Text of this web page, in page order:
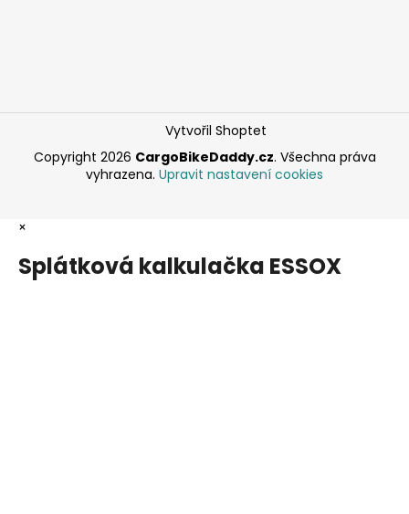
Vytvořil Shoptet
Copyright 2026 CargoBikeDaddy.cz. Všechna práva
vyhrazena. Upravit nastavení cookies
×
Splátková kalkulačka ESSOX